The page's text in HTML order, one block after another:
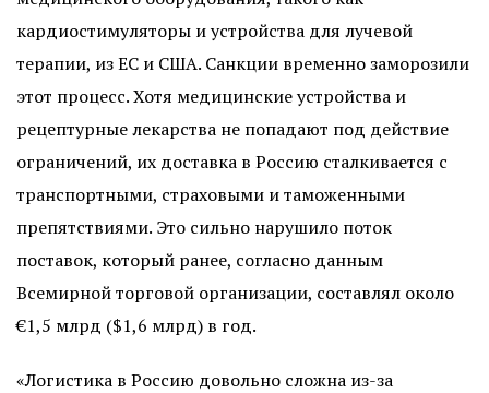
кардиостимуляторы и устройства для лучевой
терапии, из ЕС и США. Санкции временно заморозили
этот процесс. Хотя медицинские устройства и
рецептурные лекарства не попадают под действие
ограничений, их доставка в Россию сталкивается с
транспортными, страховыми и таможенными
препятствиями. Это сильно нарушило поток
поставок, который ранее, согласно данным
Всемирной торговой организации, составлял около
€1,5 млрд ($1,6 млрд) в год.
«Логистика в Россию довольно сложна из-за